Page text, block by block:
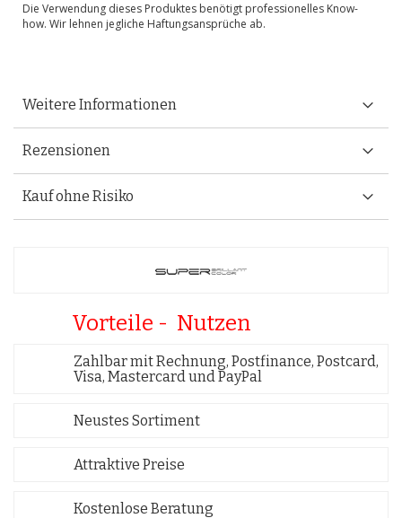
Vorteile - Nutzen
Zahlbar mit Rechnung, Postfinance, Postcard,
Visa, Mastercard und PayPal
Neustes Sortiment
Attraktive Preise
Kostenlose Beratung
Die Verwendung dieses Produktes benötigt professionelles Know-
how. Wir lehnen jegliche Haftungsansprüche ab.
Weitere Informationen
Rezensionen
Kauf ohne Risiko